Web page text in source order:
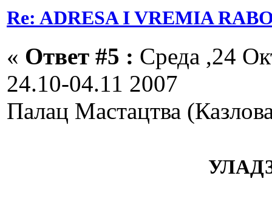
Re: ADRESA I VREMIA
« Ответ #5 : Среда ,24
24.10-04.11 2007
Палац Мастацтва